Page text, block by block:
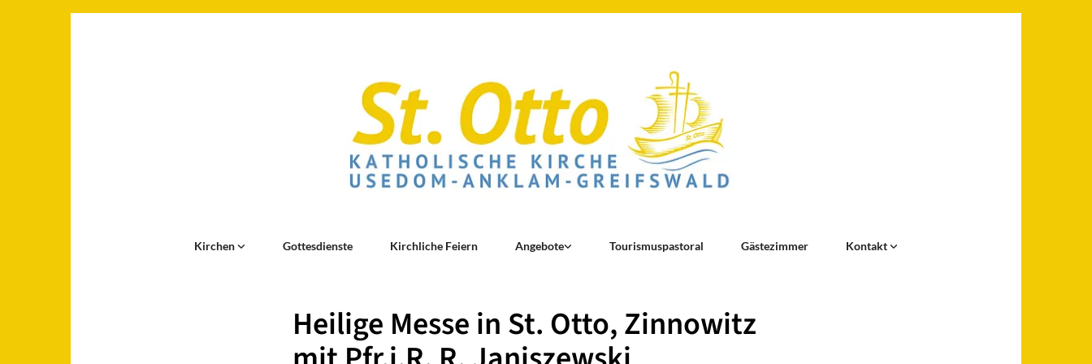
Kirchen Gottesdienste Kirchliche Feiern Angebote Tourismuspastoral Gästezimmer Kontakt
Heilige Messe in St. Otto, Zinnowitz